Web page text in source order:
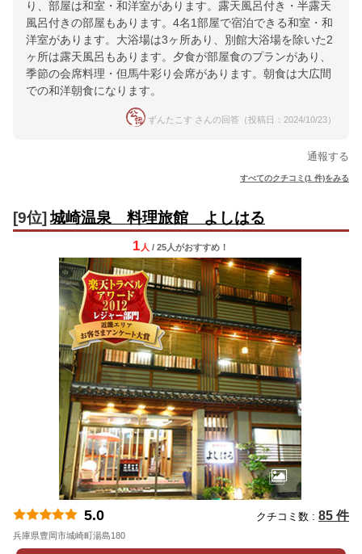
り、部屋は和室・和洋室があります。露天風呂付き・半露天
風呂付きの部屋もあります。4名1部屋で宿泊できる和室・和
洋室があります。大浴場は3ヶ所あり、別館大浴場を除いた2
ヶ所は露天風呂もあります。夕食が部屋食のプランがあり、
季節の会席料理・但馬牛彩り会席があります。朝食は大広間
での和洋朝食になります。
ずんたこす さんの回答（投稿日：2024/10/23）
通報する
すべてのクチコミ(1 件)をみる
[9位] 城崎温泉 料理旅館 よしはる
1 人 / 25人がおすすめ！
5.0 クチコミ数 : 85 件
兵庫県豊岡市城崎町湯島180